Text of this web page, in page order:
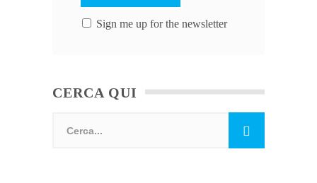
Sign me up for the newsletter
CERCA QUI